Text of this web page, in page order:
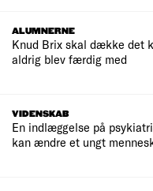
ALUMNERNE
Knud Brix skal dække det
aldrig blev færdig med
VIDENSKAB
En indlæggelse på
kan ændre et ungt